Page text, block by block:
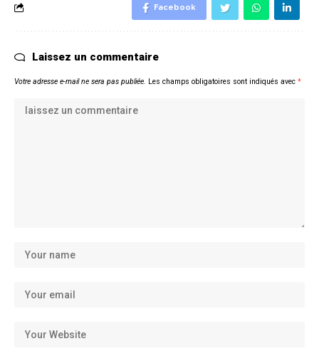
Facebook
Laissez un commentaire
Votre adresse e-mail ne sera pas publiée. Les champs obligatoires sont indiqués avec *